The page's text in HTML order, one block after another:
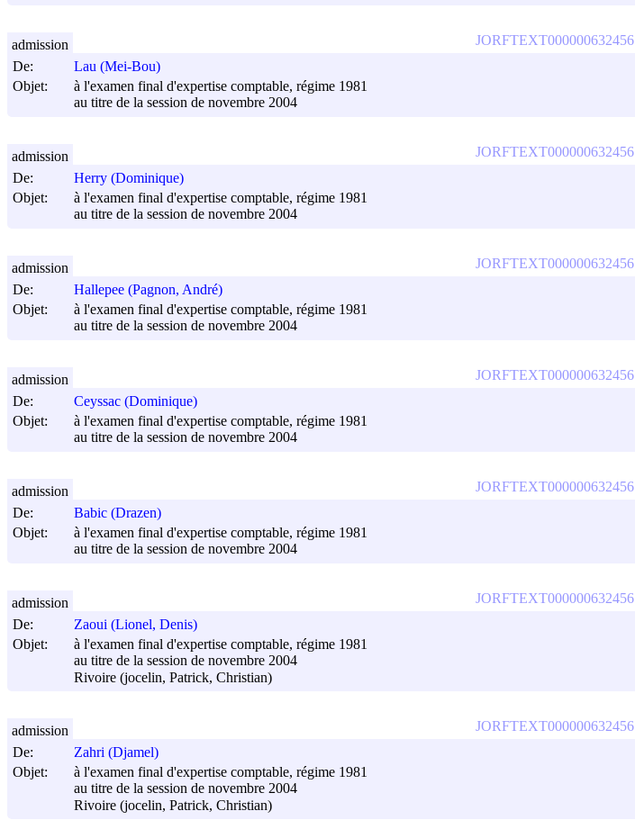
De:
Lau (Mei-Bou)
Objet:
à l'examen final d'expertise comptable, régime 1981
au titre de la session de novembre 2004
JORFTEXT000000632456
admission
De:
Herry (Dominique)
Objet:
à l'examen final d'expertise comptable, régime 1981
au titre de la session de novembre 2004
JORFTEXT000000632456
admission
De:
Hallepee (Pagnon, André)
Objet:
à l'examen final d'expertise comptable, régime 1981
au titre de la session de novembre 2004
JORFTEXT000000632456
admission
De:
Ceyssac (Dominique)
Objet:
à l'examen final d'expertise comptable, régime 1981
au titre de la session de novembre 2004
JORFTEXT000000632456
admission
De:
Babic (Drazen)
Objet:
à l'examen final d'expertise comptable, régime 1981
au titre de la session de novembre 2004
JORFTEXT000000632456
admission
De:
Zaoui (Lionel, Denis)
Objet:
à l'examen final d'expertise comptable, régime 1981
au titre de la session de novembre 2004
Rivoire (jocelin, Patrick, Christian)
JORFTEXT000000632456
admission
De:
Zahri (Djamel)
Objet:
à l'examen final d'expertise comptable, régime 1981
au titre de la session de novembre 2004
Rivoire (jocelin, Patrick, Christian)
JORFTEXT000000632456
admission